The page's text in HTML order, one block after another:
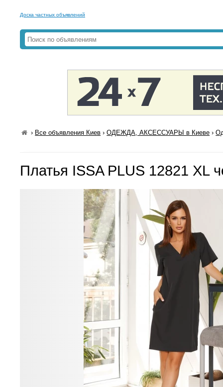
Доска частных объявлений
› Все объявления Киев ›ОДЕЖДА, АКСЕССУАРЫ в Киеве ›
Платья ISSA PLUS 12821 XL